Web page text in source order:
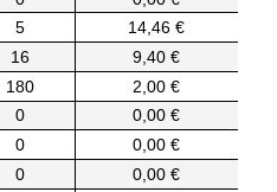
5
14,46 €
16
9,40 €
180
2,00 €
0
0,00 €
0
0,00 €
0
0,00 €